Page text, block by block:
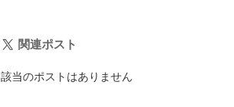
関連ポスト
該当のポストはありません